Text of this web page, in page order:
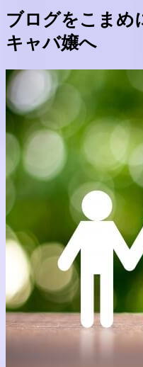
ブログをこまめ
キャバ嬢へ